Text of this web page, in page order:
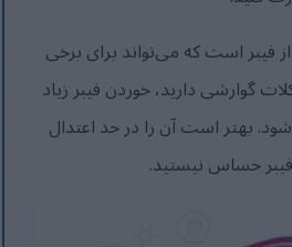
فیبر است که می‌تواند برای برخی
گوارشی دارید، خوردن فیبر زیاد
بهتر است آن را در حد اعتدال
حساس نیستید.